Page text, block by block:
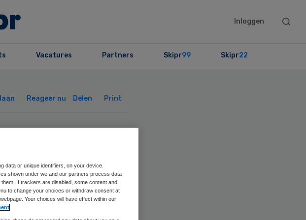
Inloggen
Search
Vacatures Partners Skipr99 Skipr22
Reageer nu Delen Print
data or unique identifiers, on your device.
shown under we and our partners process data
If trackers are disabled, some content and
to change your choices or withdraw consent at
Your choices will have effect within our